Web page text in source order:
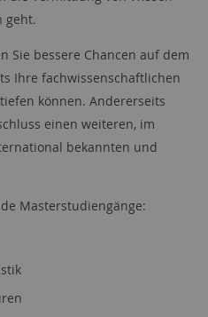
geht.
Sie bessere Chancen auf dem
Ihre fachwissenschaftlichen
können. Andererseits
einen weiteren, im
bekannten und
Masterstudiengänge: